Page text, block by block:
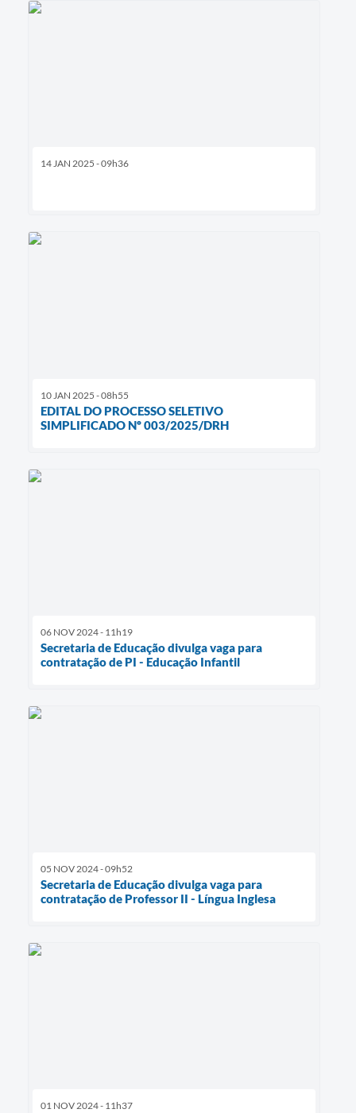
14 JAN 2025 - 09h36
10 JAN 2025 - 08h55
EDITAL DO PROCESSO SELETIVO
SIMPLIFICADO Nº 003/2025/DRH
06 NOV 2024 - 11h19
Secretaria de Educação divulga vaga para
contratação de PI - Educação Infantil
05 NOV 2024 - 09h52
Secretaria de Educação divulga vaga para
contratação de Professor II - Língua Inglesa
01 NOV 2024 - 11h37